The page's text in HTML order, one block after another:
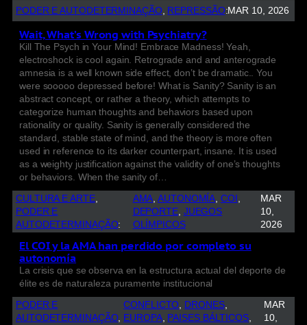
PODER E AUTODETERMINAÇÃO, REPRESSÃO:MAR 10, 2026
Wait, What’s Wrong with Psychiatry?
Kill The Psych in Your Mind! Embrace Madness! Yeah,
electroshock is cool again. Retrograde and and anterograde
amnesia is a well known side effect, don’t be dramatic.. You
were sooooo depressed before! What is Sanity? Sanity is an
abstract concept, or rather a theory, which attempts to
categorize human thoughts and behaviors based upon
rationality or quality. Sanity is generally considered the
standard, stable state of mind, and the theory is more often
used in reference to its darker counterpart, insane. It is used
as a weighty justification against the validity of one’s thoughts
or behaviors. When the sanity of…
CULTURA E ARTE
PODER E
AUTODETERMINAÇÃO:
AMA, AUTONOMÍA, COI
DEPORTE, JUEGOS
OLÍMPICOS
MAR
10,
2026
El COI y la AMA han perdido por completo su
autonomía
La crisis que se observa en la estructura actual del deporte de
élite es de naturaleza puramente institucional
PODER E
AUTODETERMINAÇÃO
CONFLICTO, DRONES
EUROPA, PAISES BÁLTICOS
MAR
10,